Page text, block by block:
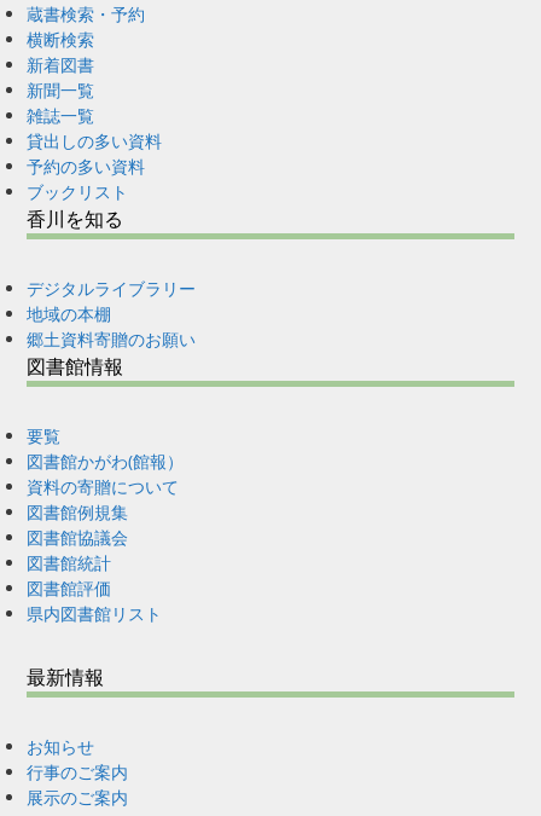
蔵書検索・予約
横断検索
新着図書
新聞一覧
雑誌一覧
貸出しの多い資料
予約の多い資料
ブックリスト
香川を知る
デジタルライブラリー
地域の本棚
郷土資料寄贈のお願い
図書館情報
要覧
図書館かがわ(館報）
資料の寄贈について
図書館例規集
図書館協議会
図書館統計
図書館評価
県内図書館リスト
最新情報
お知らせ
行事のご案内
展示のご案内